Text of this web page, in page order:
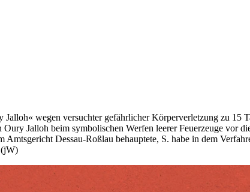
wegen versuchter gefährlicher Körperverletzung zu 15
Jalloh beim symbolischen Werfen leerer Feuerzeuge vor
Amtsgericht Dessau-Roßlau behauptete, S. habe in dem
(jW)